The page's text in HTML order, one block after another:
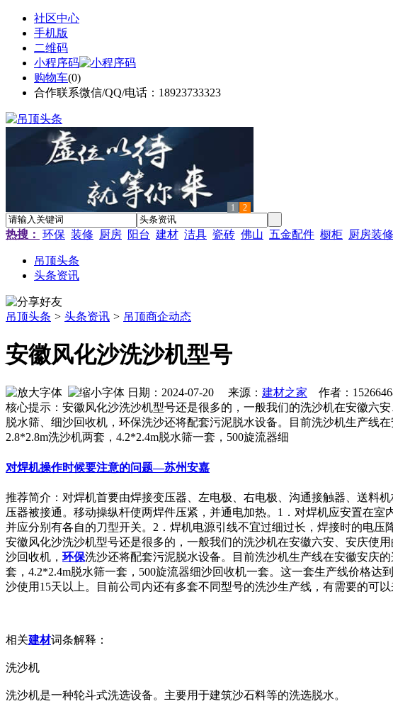
社区中心
手机版
二维码
小程序码
购物车(0)
合作联系微信/QQ/电话：18923733323
1 2
热搜： 环保 装修 厨房 阳台 建材 洁具 瓷砖 佛山 五金配件 橱柜 厨房装修
吊顶头条
头条资讯
吊顶头条 > 头条资讯 > 吊顶商企动态
安徽风化沙洗沙机型号
日期：2024-07-20 来源： 建材之家 作者：
核心提示：安徽风化沙洗沙机型号还是很多的，一般我们的洗沙机在安徽六
脱水筛、细沙回收机，环保洗沙还将配套污泥脱水设备。目前洗沙机生产线
2.8*2.8m洗沙机两套，4.2*2.4m脱水筛一套，500旋流器细
对焊机操作时候要注意的问题—苏州安嘉
推荐简介：对焊机首要由焊接变压器、左电极、右电极、沟通接触器、送料
压器被接通。移动操纵杆使两焊件压紧，并通电加热。1．对焊机应安置在
并应分别有各自的刀型开关。2．焊机电源引线不宜过细过长，焊接时的电压
安徽风化沙洗沙机型号还是很多的，一般我们的洗沙机在安徽六安、安庆使
沙回收机， 环保洗沙还将配套污泥脱水设备。目前洗沙机生产线在安徽安庆
套，4.2*2.4m脱水筛一套，500旋流器细沙回收机一套。这一套生产线价格
沙使用15天以上。目前公司内还有多套不同型号的洗沙生产线，有需要的可
相关建材词条解释：
洗沙机
洗沙机是一种轮斗式洗选设备。主要用于建筑沙石料等的洗选脱水。